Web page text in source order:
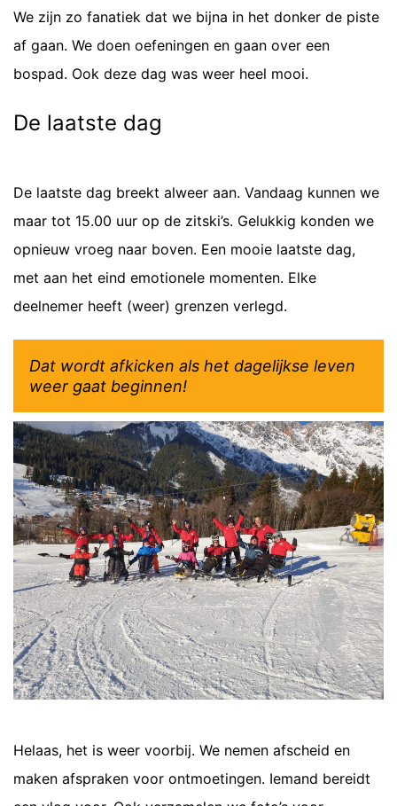
We zijn zo fanatiek dat we bijna in het donker de piste
af gaan. We doen oefeningen en gaan over een
bospad. Ook deze dag was weer heel mooi.
De laatste dag
De laatste dag breekt alweer aan. Vandaag kunnen we
maar tot 15.00 uur op de zitski’s. Gelukkig konden we
opnieuw vroeg naar boven. Een mooie laatste dag,
met aan het eind emotionele momenten. Elke
deelnemer heeft (weer) grenzen verlegd.
Dat wordt afkicken als het dagelijkse leven
weer gaat beginnen!
Helaas, het is weer voorbij. We nemen afscheid en
maken afspraken voor ontmoetingen. Iemand bereidt